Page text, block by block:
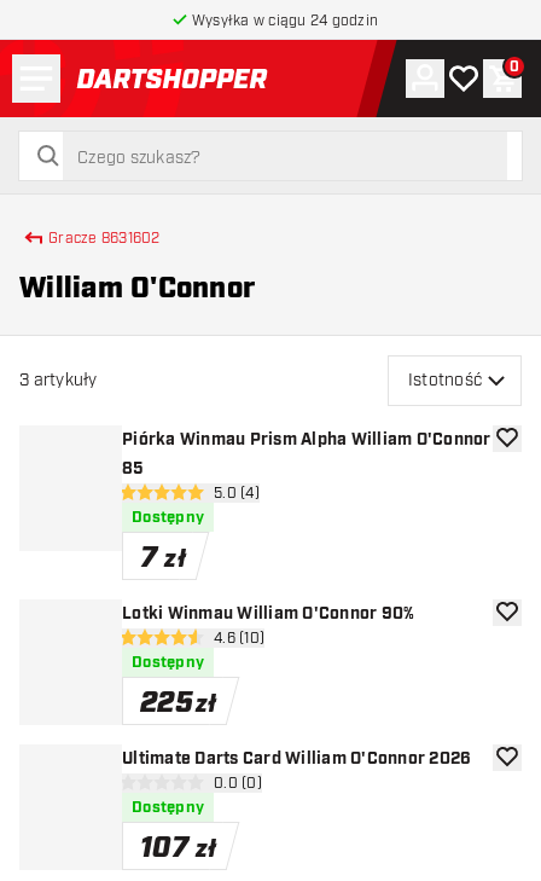
Wysyłka w ciągu 24 godzin
powrót do strony głównej
szukaj
szukaj
Konto
Moja lista
0
Gracze 8631602
William O'Connor
3 artykuły Istotność
Piórka Winmau Prism Alpha William O'Connor
85
otwórz panel recenzji
5 gwiazdki oceny5.0 (4)
Dostępny
7 zł
Lotki Winmau William O'Connor 90%
otwórz panel recenzji
4.6 gwiazdki oceny
4.6 (10)
Dostępny
225zł
Ultimate Darts Card William O'Connor 2026
otwórz panel recenzji
0 gwiazdki oceny0.0 (0)
Dostępny
107 zł